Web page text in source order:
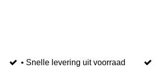
• Snelle levering uit voorraad